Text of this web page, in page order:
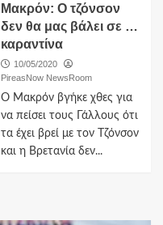
Μακρόν: Ο τζόνσον
δεν θα μας βάλει σε …
καραντίνα
10/05/2020
PireasNow NewsRoom
Ο Μακρόν βγήκε χθες για
να πείσει τους Γάλλους ότι
τα έχει βρεί με τον Τζόνσον
και η Βρετανία δεν...